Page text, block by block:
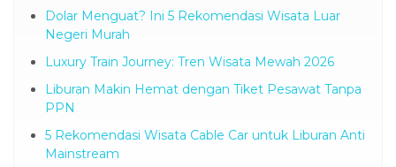
Dolar Menguat? Ini 5 Rekomendasi Wisata Luar
Negeri Murah
Luxury Train Journey: Tren Wisata Mewah 2026
Liburan Makin Hemat dengan Tiket Pesawat Tanpa
PPN
5 Rekomendasi Wisata Cable Car untuk Liburan Anti
Mainstream